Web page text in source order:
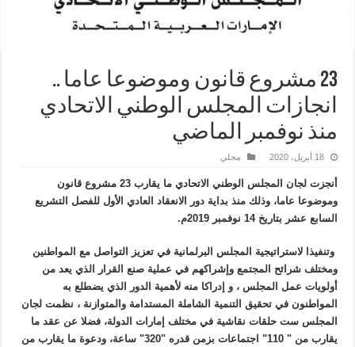
23 مشروع قانون وموضوعا عاما ..
انجازات المجلس الوطني الاتحادي
منذ نوفمبر الماضي
18 أبريل، 2020 محلي
أنجزت لجان المجلس الوطني الاتحادي ما يقارب 23 مشروع قانون
وموضوعا عاما، وذلك منذ بداية دور الانعقاد العادي الأول للفصل التشريع
السابع عشر بتاريخ 14 نوفمبر 2019م.
وتنفيذا لاستراتيجية المجلس البرلمانية في تعزيز التواصل مع المواطنين
ومختلف شرائح المجتمع وإشراكهم في عملية صنع القرار الذي يعد من
أولويات عمل المجلس ، و إدراكا منه لأهمية الدور الذي يضطلع به
المواطنون في تحقيق التنمية الشاملة المستدامة والمتوازنة ، نظمت لجان
المجلس ست حلقات نقاشية في مختلف إمارات الدولة، فضلا عن عقد ما
يقارب من " 110" اجتماعات بزمن قدره "320" ساعة، ودعوة ما يقارب من